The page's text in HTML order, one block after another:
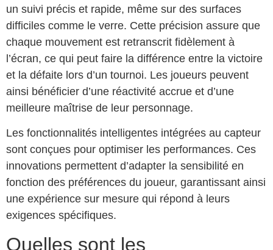
un suivi précis et rapide, même sur des surfaces
difficiles comme le verre. Cette précision assure que
chaque mouvement est retranscrit fidèlement à
l’écran, ce qui peut faire la différence entre la victoire
et la défaite lors d’un tournoi. Les joueurs peuvent
ainsi bénéficier d’une réactivité accrue et d’une
meilleure maîtrise de leur personnage.
Les fonctionnalités intelligentes intégrées au capteur
sont conçues pour optimiser les performances. Ces
innovations permettent d’adapter la sensibilité en
fonction des préférences du joueur, garantissant ainsi
une expérience sur mesure qui répond à leurs
exigences spécifiques.
Quelles sont les